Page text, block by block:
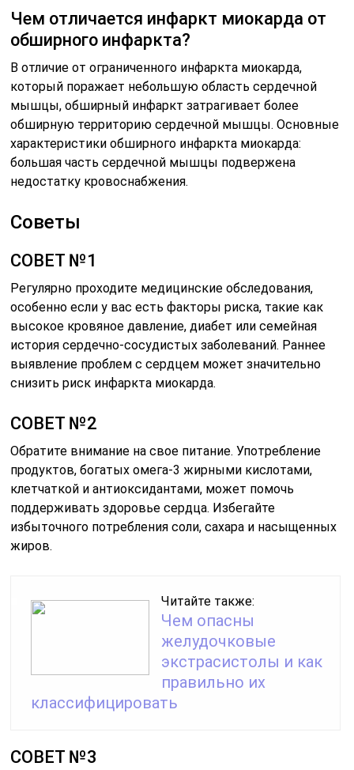
Чем отличается инфаркт миокарда от
обширного инфаркта?
В отличие от ограниченного инфаркта миокарда,
который поражает небольшую область сердечной
мышцы, обширный инфаркт затрагивает более
обширную территорию сердечной мышцы. Основные
характеристики обширного инфаркта миокарда:
большая часть сердечной мышцы подвержена
недостатку кровоснабжения.
Советы
СОВЕТ №1
Регулярно проходите медицинские обследования,
особенно если у вас есть факторы риска, такие как
высокое кровяное давление, диабет или семейная
история сердечно-сосудистых заболеваний. Раннее
выявление проблем с сердцем может значительно
снизить риск инфаркта миокарда.
СОВЕТ №2
Обратите внимание на свое питание. Употребление
продуктов, богатых омега-3 жирными кислотами,
клетчаткой и антиоксидантами, может помочь
поддерживать здоровье сердца. Избегайте
избыточного потребления соли, сахара и насыщенных
жиров.
Читайте также:
Чем опасны
желудочковые
экстрасистолы и как
правильно их
классифицировать
СОВЕТ №3